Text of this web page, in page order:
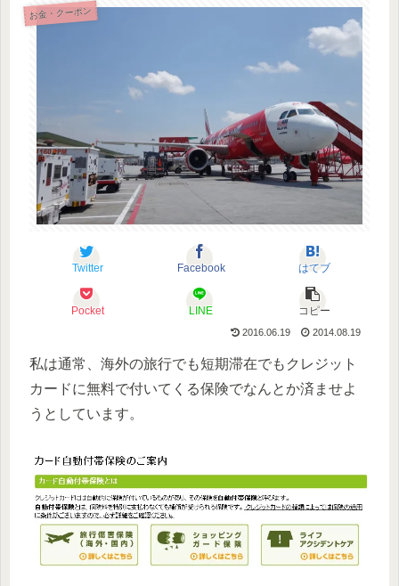
お金・クーポン
Twitter Facebook はてブ
Pocket LINE コピー
2016.06.19 2014.08.19
私は通常、海外の旅行でも短期滞在でもクレジット
カードに無料で付いてくる保険でなんとか済ませよ
うとしています。